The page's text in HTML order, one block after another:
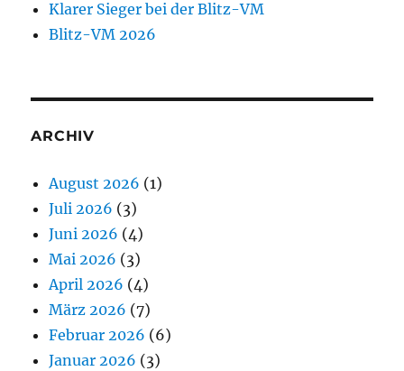
Klarer Sieger bei der Blitz-VM
Blitz-VM 2026
ARCHIV
August 2026 (1)
Juli 2026 (3)
Juni 2026 (4)
Mai 2026 (3)
April 2026 (4)
März 2026 (7)
Februar 2026 (6)
Januar 2026 (3)